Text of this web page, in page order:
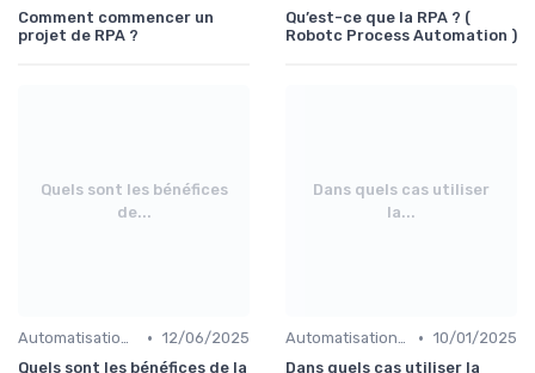
Comment commencer un
projet de RPA ?
Qu’est-ce que la RPA ? (
Robotc Process Automation )
Quels sont les bénéfices
de...
Automatisation et RPA • 12/06/2025
Quels sont les bénéfices de la
Dans quels cas utiliser
la...
Automatisation et RPA • 10/01/2025
Dans quels cas utiliser la